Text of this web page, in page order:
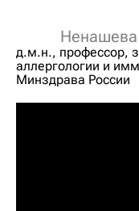
д.м.н., профессор,
аллергологии и
Минздрава России